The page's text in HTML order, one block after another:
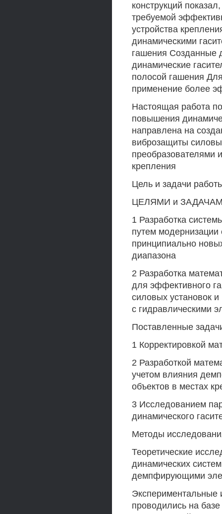
конструкций
требуемой
устройства
динамическими
гашения Созданные
динамические
полосой гашения
применение более
Настоящая работа
повышения
направлена на
виброзащиты
преобразователями
крепления
Цель и задачи
ЦЕЛЯМИ и ЗАДАЧАМИ
1 Разработка
путем модернизации
принципиально
диапазона
2 Разработка
для эффективного
силовых установок
с гидравлическими
Поставленные
1 Корректировкой
2 Разработкой
учетом влияния
объектов в местах
3 Исследованием
динамического
Методы
Теоретические
динамических
демпфирующими
Экспериментальные
проводились на